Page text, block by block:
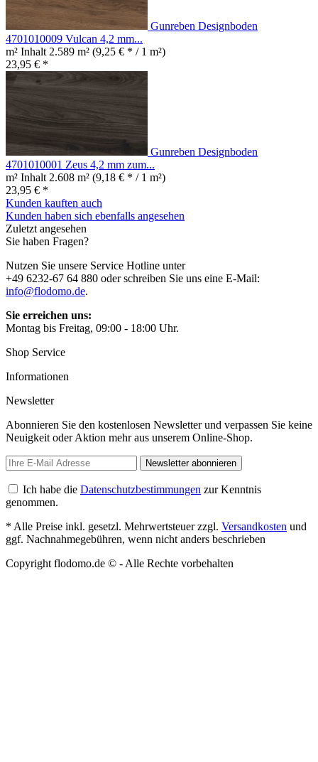
Gunreben Designboden
4701010009 Vulcan 4,2 mm...
m² Inhalt 2.589 m² (9,25 € * / 1 m²)
23,95 € *
Gunreben Designboden
4701010001 Zeus 4,2 mm zum...
m² Inhalt 2.608 m² (9,18 € * / 1 m²)
23,95 € *
Kunden kauften auch
Kunden haben sich ebenfalls angesehen
Zuletzt angesehen
Sie haben Fragen?
Nutzen Sie unsere Service Hotline unter
+49 6232-67 64 880 oder schreiben Sie uns eine E-Mail:
info@flodomo.de.
Sie erreichen uns:
Montag bis Freitag, 09:00 - 18:00 Uhr.
Shop Service
Informationen
Newsletter
Abonnieren Sie den kostenlosen Newsletter und verpassen Sie keine
Neuigkeit oder Aktion mehr aus unserem Online-Shop.
Newsletter abonnieren
Ich habe die Datenschutzbestimmungen zur Kenntnis
genommen.
* Alle Preise inkl. gesetzl. Mehrwertsteuer zzgl. Versandkosten und
ggf. Nachnahmegebühren, wenn nicht anders beschrieben
Copyright flodomo.de © - Alle Rechte vorbehalten